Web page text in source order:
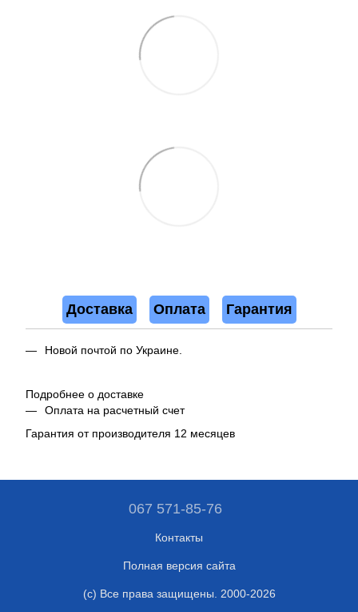
Доставка Оплата Гарантия
Новой почтой по Украине.
Подробнее о доставке
Оплата на расчетный счет
Гарантия от производителя 12 месяцев
067 571-85-76
Контакты
Полная версия сайта
(c) Все права защищены. 2000-2026